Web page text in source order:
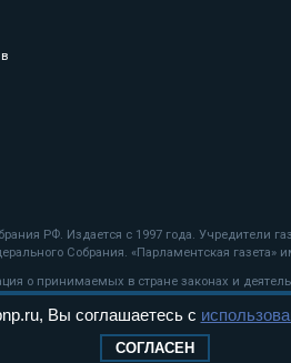
РФ. Издается с 1997 года. Учредители
Собрания. «Парламентская газета»
о принимаемых в стране законах и
Вы соглашаетесь с
СОГЛАСЕН